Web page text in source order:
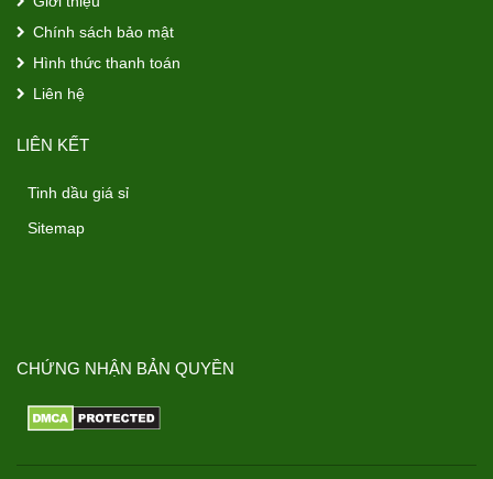
Chính sách bảo mật
Hình thức thanh toán
Liên hệ
LIÊN KẾT
Tinh dầu giá sỉ
Sitemap
CHỨNG NHẬN BẢN QUYỀN